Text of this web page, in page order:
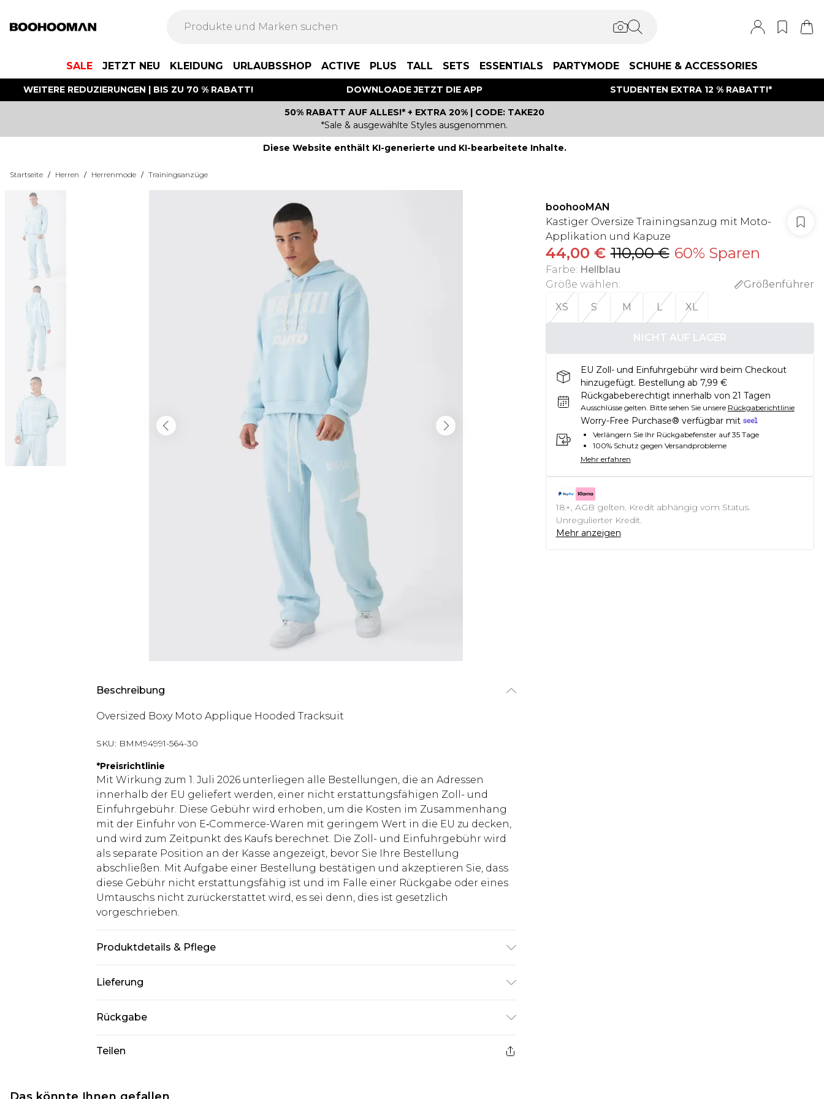
SALE JETZT NEU KLEIDUNG URLAUBSSHOP ACTIVE PLUS TALL SETS ESSENTIALS PARTYMODE SCHUHE & ACCESSORIES
WEITERE REDUZIERUNGEN | BIS ZU 70 % RABATT! DOWNLOADE JETZT DIE APP STUDENTEN EXTRA 12 % RABATT!*
50% RABATT AUF ALLES!* + EXTRA 20% | CODE: TAKE20
*Sale & ausgewählte Styles ausgenommen.
Diese Website enthält KI-generierte und KI-bearbeitete Inhalte.
Startseite / Herren / Herrenmode / Trainingsanzüge
Beschreibung
Oversized Boxy Moto Applique Hooded Tracksuit
SKU: BMM94991-564-30
*Preisrichtlinie
Mit Wirkung zum 1. Juli 2026 unterliegen alle Bestellungen, die an Adressen
innerhalb der EU geliefert werden, einer nicht erstattungsfähigen Zoll- und
Einfuhrgebühr. Diese Gebühr wird erhoben, um die Kosten im Zusammenhang
mit der Einfuhr von E‑Commerce-Waren mit geringem Wert in die EU zu decken,
und wird zum Zeitpunkt des Kaufs berechnet. Die Zoll- und Einfuhrgebühr wird
als separate Position an der Kasse angezeigt, bevor Sie Ihre Bestellung
abschließen. Mit Aufgabe einer Bestellung bestätigen und akzeptieren Sie, dass
diese Gebühr nicht erstattungsfähig ist und im Falle einer Rückgabe oder eines
Umtauschs nicht zurückerstattet wird, es sei denn, dies ist gesetzlich
vorgeschrieben.
Produktdetails & Pflege
Lieferung
Deutschland Standardlieferung
€7.99
Bis zu 8 Werktage
Deutschland Expresslieferung
€14.99
Austria Standardlieferung
Rückgabe
Kosmetikartikel, Piercing-Schmuck, Erotikartikel sowie Bademode oder
Teilen
boohooMAN
Kastiger Oversize Trainingsanzug mit Moto-
Applikation und Kapuze
44,00 € 110,00 € 60% Sparen
Farbe: Hellblau
Größe wählen:
Größenführer
XS
S M L XL
NICHT AUF LAGER
EU Zoll- und Einfuhrgebühr wird beim Checkout
hinzugefügt. Bestellung ab 7,99 €
Rückgabeberechtigt innerhalb von 21 Tagen
Ausschlüsse gelten. Bitte sehen Sie unsere Rückgaberichtlinie
Worry-Free Purchase® verfügbar mit
Verlängern Sie Ihr Rückgabefenster auf 35 Tage
100% Schutz gegen Versandprobleme
Mehr erfahren
18+, AGB gelten. Kredit abhängig vom Status.
Unregulierter Kredit.
Mehr anzeigen